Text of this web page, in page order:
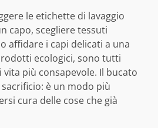
le etichette di lavaggio
capo, scegliere tessuti
affidare i capi delicati a una
ecologici, sono tutti
più consapevole. Il bucato
è un modo più
cura delle cose che già